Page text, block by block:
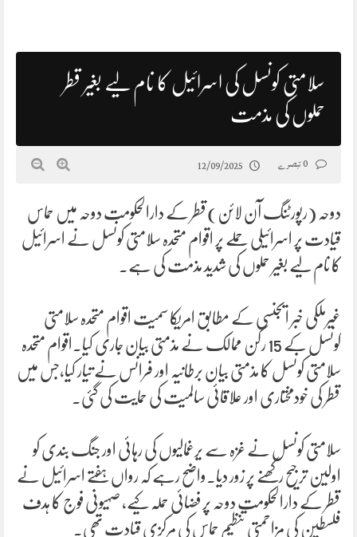
سلامتی کونسل کی اسرائیل کا نام لیے بغیر قطر
حملوں کی مذمت
12/09/2025
دوحہ (رپورٹنگ آن لائن)قطر کے دارالحکومت دوحہ میں حماس
قیادت پر اسرائیلی حملے پر اقوام متحدہ سلامتی کونسل نے اسرائیل
کا نام لیے بغیر حملوں کی شدید مذمت کی ہے۔
غیرملکی خبر ایجنسی کے مطابق امریکا سمیت اقوام متحدہ سلامتی
کونسل کے 15 رکن ممالک نے مذمتی بیان جاری کیا۔اقوام متحدہ
سلامتی کونسل کا مذمتی بیان برطانیہ اور فرانس نے تیار کیا،جس میں
قطر کی خودمختاری اور علاقائی سالمیت کی حمایت کی گئی۔
سلامتی کونسل نے غزہ سے یرغمالیوں کی رہائی اور جنگ بندی کو
اولین ترجیح رکھنے پر زور دیا۔واضح رہے کہ رواں ہفتے اسرائیل نے
قطر کے دارالحکومت دوحہ پر فضائی حملہ کیے، صہیونی فوج کا ہدف
فلسطین کی مزاحمتی تنظیم حماس کی مرکزی قیادت تھی۔